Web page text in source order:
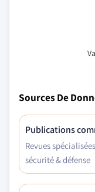
Sources De
Publications
Revues
sécurité & défense